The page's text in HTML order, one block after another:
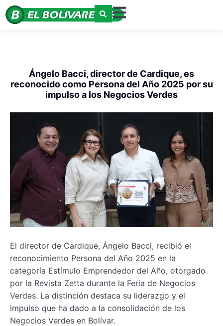
Ángelo Bacci, director de Cardique, es
reconocido como Persona del Año 2025 por su
impulso a los Negocios Verdes
El director de Cardique, Ángelo Bacci, recibió el
reconocimiento Persona del Año 2025 en la
categoría Estímulo Emprendedor del Año, otorgado
por la Revista Zetta durante la Feria de Negocios
Verdes. La distinción destaca su liderazgo y el
impulso que ha dado a la consolidación de los
Negocios Verdes en Bolívar.